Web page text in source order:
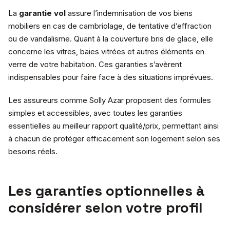
La garantie vol assure l’indemnisation de vos biens
mobiliers en cas de cambriolage, de tentative d’effraction
ou de vandalisme. Quant à la couverture bris de glace, elle
concerne les vitres, baies vitrées et autres éléments en
verre de votre habitation. Ces garanties s’avèrent
indispensables pour faire face à des situations imprévues.
Les assureurs comme Solly Azar proposent des formules
simples et accessibles, avec toutes les garanties
essentielles au meilleur rapport qualité/prix, permettant ainsi
à chacun de protéger efficacement son logement selon ses
besoins réels.
Les garanties optionnelles à
considérer selon votre profil